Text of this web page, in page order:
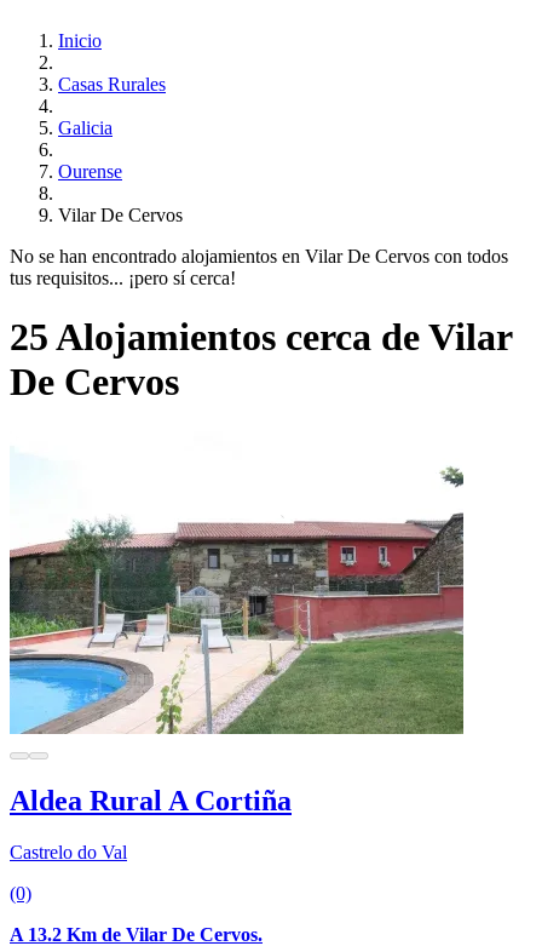
Inicio
Casas Rurales
Galicia
Ourense
Vilar De Cervos
No se han encontrado alojamientos en Vilar De Cervos con todos
tus requisitos... ¡pero sí cerca!
25 Alojamientos cerca de Vilar
De Cervos
Aldea Rural A Cortiña
Castrelo do Val
(0)
A 13.2 Km de Vilar De Cervos.